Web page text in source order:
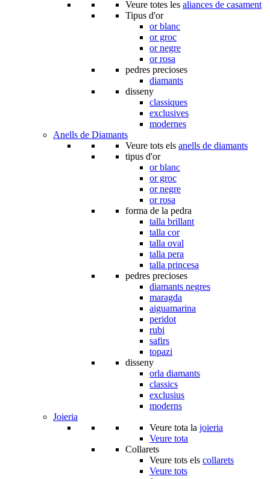
Veure totes les aliances de casament
Tipus d'or
or blanc
or groc
or negre
or rosa
pedres precioses
diamants
disseny
classiques
exclusives
modernes
Anells de Diamants
Veure tots els anells de diamants
tipus d'or
or blanc
or groc
or negre
or rosa
forma de la pedra
talla brillant
talla cor
talla oval
talla pera
talla princesa
pedres precioses
diamants negres
maragda
aiguamarina
peridot
rubi
safirs
topazi
disseny
orla diamants
classics
exclusius
moderns
Joieria
Veure tota la joieria
Veure tota
Collarets
Veure tots els collarets
Veure tots